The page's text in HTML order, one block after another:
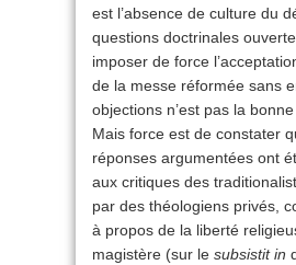
est l’absence de culture du
questions doctrinales
imposer de force
de la messe réformée sans
objections n’est pas la
Mais force est de constater
réponses argumentées ont
aux critiques des
par des théologiens privés,
à propos de la liberté
magistère (sur le subsistit in